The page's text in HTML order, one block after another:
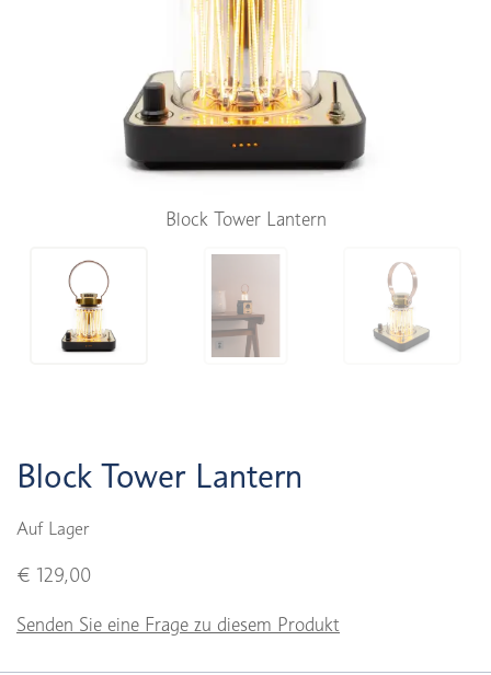
Block Tower Lantern
Block Tower Lantern
Auf Lager
€ 129,00
Senden Sie eine Frage zu diesem Produkt